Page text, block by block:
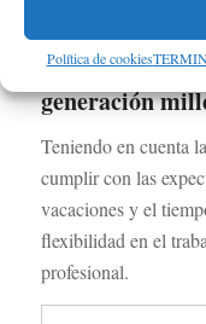
Política de cookies
Cómo puede
generación
Teniendo en cuenta
cumplir con las
vacaciones y el
flexibilidad en el
profesional.